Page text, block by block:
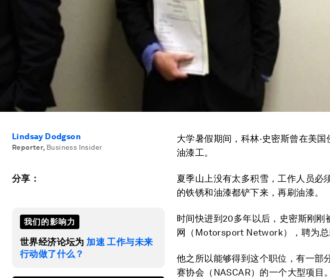
Lindsay Dodgson
Reporter, Business Insider
分享：
我们的影响力
世界经济论坛为 加速 工作与未来
行动做了什么？
大学暑假期间，科林·史密斯曾在美
油漆工。
夏季山上没有太多积雪，工作人员必
的铁锈和油漆都铲下来，再刷油漆。
时间快进到20多年以后，史密斯刚
网（Motorsport Network），聘为总
他之所以能够得到这个职位，有一部
赛协会（NASCAR）的一个大型项目